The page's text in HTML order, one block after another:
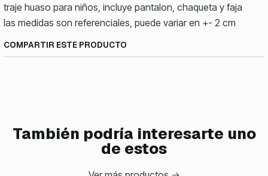
traje huaso para niños, incluye pantalon, chaqueta y faja
las medidas son referenciales, puede variar en +- 2 cm
COMPARTIR ESTE PRODUCTO
También podría interesarte uno
de estos